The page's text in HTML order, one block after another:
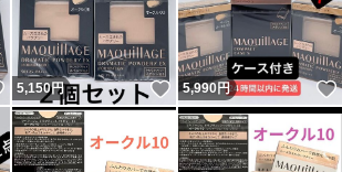
いいね！
5,150円 いいね！
5,990円